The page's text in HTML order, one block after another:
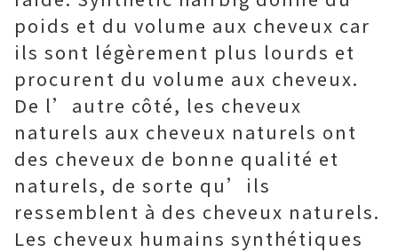
poids et du volume aux cheveux car
ils sont légèrement plus lourds et
procurent du volume aux cheveux.
De l’autre côté, les cheveux
naturels aux cheveux naturels ont
des cheveux de bonne qualité et
naturels, de sorte qu’ils
ressemblent à des cheveux naturels.
Les cheveux humains synthétiques